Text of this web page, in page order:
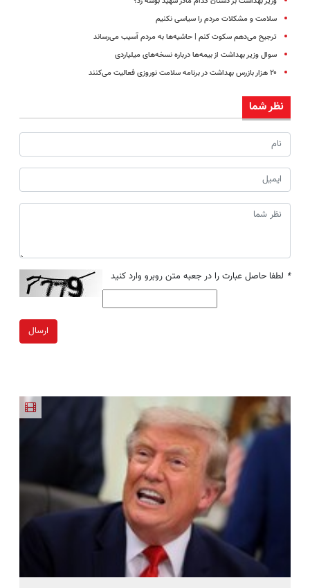
سلامت و مشکلات مردم را سیاسی نکنیم
ترجیح می‌دهم سکوت کنم | حاشیه‌ها به مردم آسیب می‌رساند
سوال وزیر بهداشت از بیمه‌ها درباره نسخه‌های میلیاردی
۲۰ هزار بازرس بهداشت در برنامه سلامت نوروزی فعالیت می‌کنند
نظر شما
* لطفا حاصل عبارت را در جعبه متن روبرو وارد کنید
ارسال